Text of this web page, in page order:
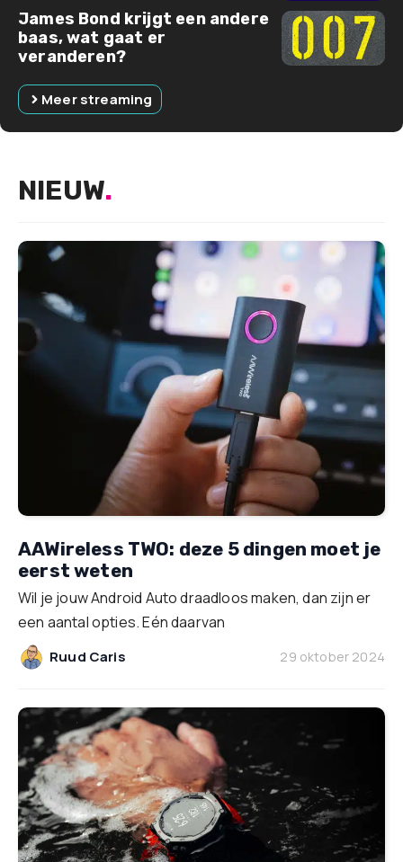
James Bond krijgt een andere
baas, wat gaat er
veranderen?
Meer streaming
NIEUW.
AAWireless TWO: deze 5 dingen moet je
eerst weten
Wil je jouw Android Auto draadloos maken, dan zijn er
een aantal opties. Eén daarvan
Ruud Caris 29 oktober 2024